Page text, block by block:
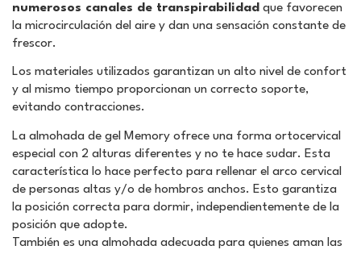
numerosos canales de transpirabilidad que favorecen
la microcirculación del aire y dan una sensación constante de
frescor.
Los materiales utilizados garantizan un alto nivel de confort
y al mismo tiempo proporcionan un correcto soporte,
evitando contracciones.
La almohada de gel Memory ofrece una forma ortocervical
especial con 2 alturas diferentes y no te hace sudar. Esta
característica lo hace perfecto para rellenar el arco cervical
de personas altas y/o de hombros anchos. Esto garantiza
la posición correcta para dormir, independientemente de la
posición que adopte.
También es una almohada adecuada para quienes aman las